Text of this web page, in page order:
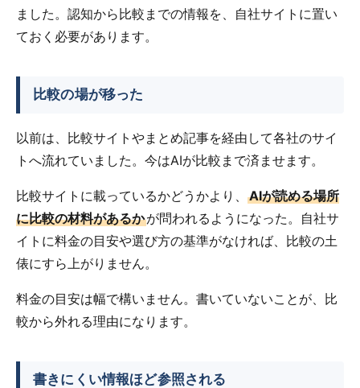
ました。認知から比較までの情報を、自社サイトに置い
ておく必要があります。
比較の場が移った
以前は、比較サイトやまとめ記事を経由して各社のサイ
トへ流れていました。今はAIが比較まで済ませます。
比較サイトに載っているかどうかより、 AIが読める場所
に比較の材料があるかが問われるようになった。自社サ
イトに料金の目安や選び方の基準がなければ、比較の土
俵にすら上がりません。
料金の目安は幅で構いません。書いていないことが、比
較から外れる理由になります。
書きにくい情報ほど参照される